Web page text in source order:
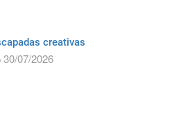
creativas
30/07/2026